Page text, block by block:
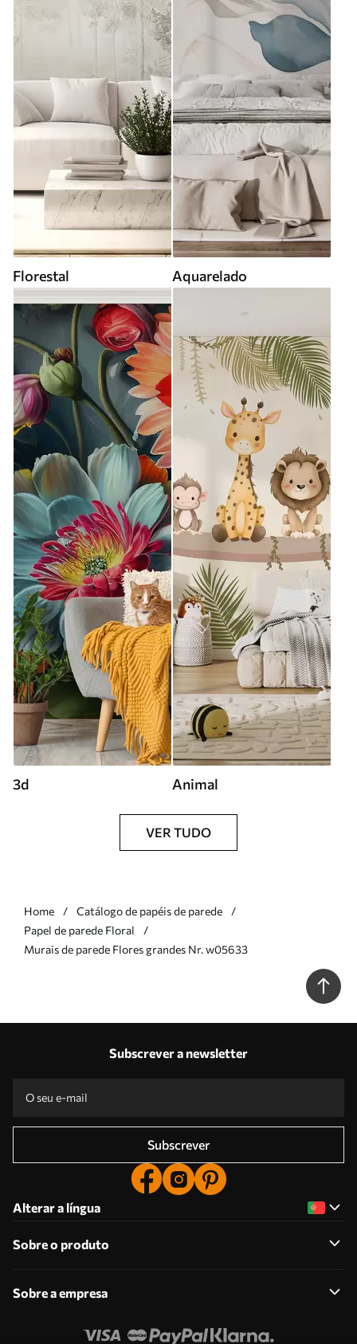
Florestal Aquarelado
3d Animal
VER TUDO
Home
Catálogo de papéis de parede
Papel de parede Floral
Murais de parede Flores grandes Nr. w05633
Subscrever a newsletter
Subscrever
Alterar a língua
Sobre o produto
Sobre a empresa